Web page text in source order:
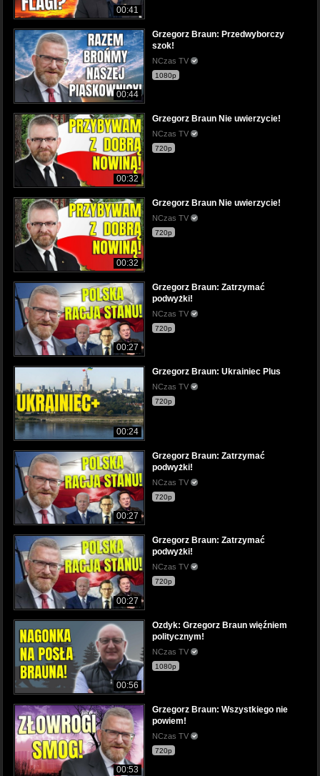
00:41
00:44
Grzegorz Braun: Przedwyborczy
szok!
NCzas TV
1080p
00:32
Grzegorz Braun Nie uwierzycie!
NCzas TV
720p
00:32
Grzegorz Braun Nie uwierzycie!
NCzas TV
720p
00:27
Grzegorz Braun: Zatrzymać
podwyżki!
NCzas TV
720p
00:24
Grzegorz Braun: Ukrainiec Plus
NCzas TV
720p
00:27
Grzegorz Braun: Zatrzymać
podwyżki!
NCzas TV
720p
00:27
Grzegorz Braun: Zatrzymać
podwyżki!
NCzas TV
720p
00:56
Ozdyk: Grzegorz Braun więźniem
politycznym!
NCzas TV
1080p
00:53
Grzegorz Braun: Wszystkiego nie
powiem!
NCzas TV
720p